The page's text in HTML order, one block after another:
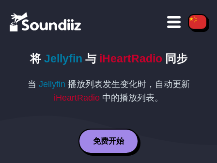
将 Jellyfin 与 iHeartRadio 同步
当 Jellyfin 播放列表发生变化时，自动更新
iHeartRadio 中的播放列表。
免费开始